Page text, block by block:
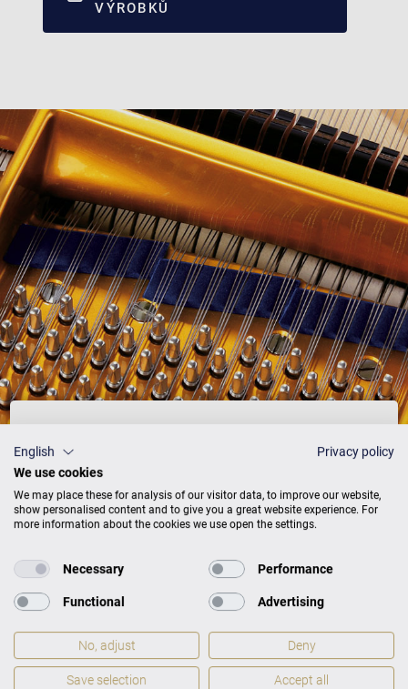
VÝROBKŮ
PROVEDENÍ
Černá
Kořenové dřevo ořechu s
mosazí
na vyžádání
English
Privacy policy
We use cookies
We may place these for analysis of our visitor data, to improve our website,
show personalised content and to give you a great website experience. For
more information about the cookies we use open the settings.
Necessary Performance
Functional Advertising
No, adjust Deny
Save selection Accept all